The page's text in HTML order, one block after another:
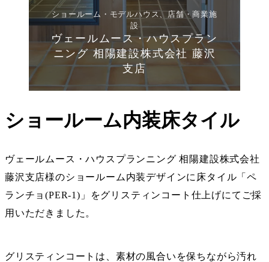
ショールーム・モデルハウス、店舗・商業施
設
ヴェールムース・ハウスプラン
ニング 相陽建設株式会社 藤沢
支店
ショールーム内装床タイル
ヴェールムース・ハウスプランニング 相陽建設株式会社
藤沢支店様のショールーム内装デザインに床タイル「ペ
ランチョ(PER-1)」をグリスティンコート仕上げにてご採
用いただきました。
グリスティンコート は、素材の風合いを保ちながら汚れ